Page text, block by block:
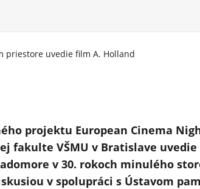
priestore uvedie film A. Holland
projektu European Cinema
fakulte VŠMU v Bratislave
v 30. rokoch minulého
v spolupráci s Ústavom